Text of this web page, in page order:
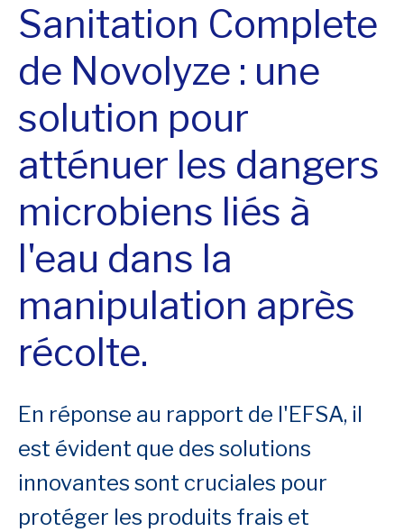
Sanitation Complete
de Novolyze : une
solution pour
atténuer les dangers
microbiens liés à
l'eau dans la
manipulation après
récolte.
En réponse au rapport de l'EFSA, il
est évident que des solutions
innovantes sont cruciales pour
protéger les produits frais et